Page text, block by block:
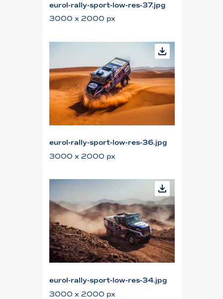
eurol-rally-sport-low-res-37.jpg
3000 x 2000 px
eurol-rally-sport-low-res-36.jpg
3000 x 2000 px
eurol-rally-sport-low-res-34.jpg
3000 x 2000 px